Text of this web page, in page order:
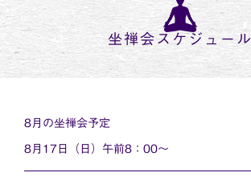
坐禅会スケジュール
8月の坐禅会予定
8月17日（日）午前8：00～